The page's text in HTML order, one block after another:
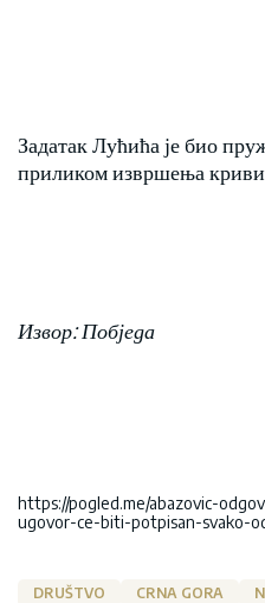
Задатак Лућића је био
приликом извршења
Извор: Побједа
https://pogled.me/abazovic-
ugovor-ce-biti-potpisan-svako-
DRUŠTVO CRNA GORA